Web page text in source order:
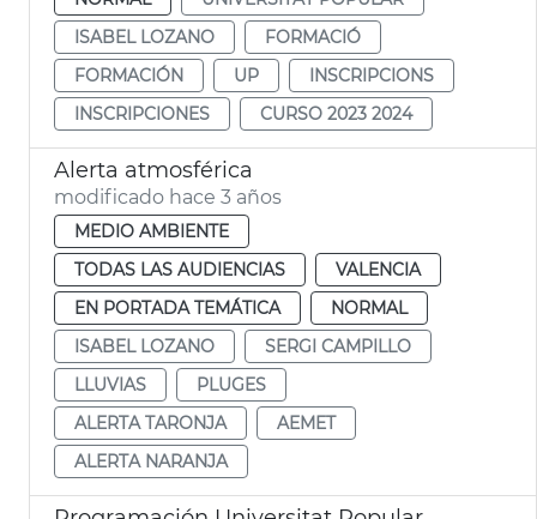
ISABEL LOZANO
FORMACIÓ
FORMACIÓN
UP
INSCRIPCIONS
INSCRIPCIONES
CURSO 2023 2024
Alerta atmosférica
modificado hace 3 años
MEDIO AMBIENTE
TODAS LAS AUDIENCIAS
VALENCIA
EN PORTADA TEMÁTICA
NORMAL
ISABEL LOZANO
SERGI CAMPILLO
LLUVIAS
PLUGES
ALERTA TARONJA
AEMET
ALERTA NARANJA